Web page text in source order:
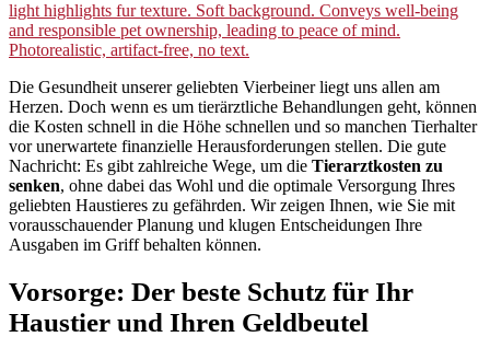
Die Gesundheit unserer geliebten Vierbeiner liegt uns allen am
Herzen. Doch wenn es um tierärztliche Behandlungen geht, können
die Kosten schnell in die Höhe schnellen und so manchen Tierhalter
vor unerwartete finanzielle Herausforderungen stellen. Die gute
Nachricht: Es gibt zahlreiche Wege, um die Tierarztkosten zu
senken, ohne dabei das Wohl und die optimale Versorgung Ihres
geliebten Haustieres zu gefährden. Wir zeigen Ihnen, wie Sie mit
vorausschauender Planung und klugen Entscheidungen Ihre
Ausgaben im Griff behalten können.
Vorsorge: Der beste Schutz für Ihr
Haustier und Ihren Geldbeutel